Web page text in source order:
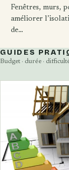
Fenêtres, murs,
améliorer
de…
GUIDES
Budget · durée ·